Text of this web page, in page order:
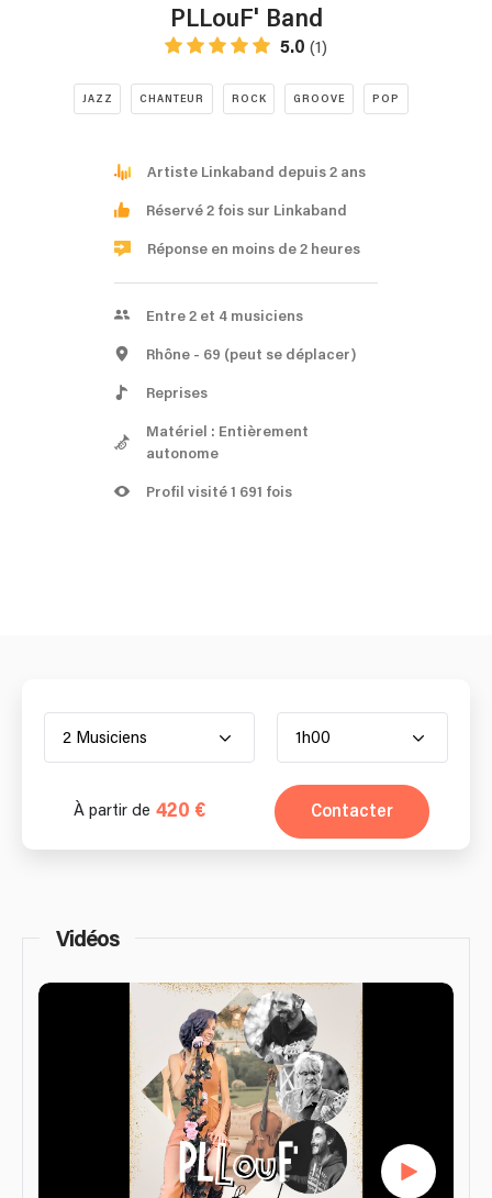
PLLouF' Band
5.0 (1)
JAZZ CHANTEUR ROCK GROOVE POP
Artiste Linkaband depuis 2 ans
Réservé 2 fois sur Linkaband
Réponse en moins de 2 heures
Entre 2 et 4 musiciens
Rhône - 69 (peut se déplacer)
Reprises
Matériel : Entièrement
autonome
Profil visité 1 691 fois
2 Musiciens 1h00
À partir de 420 € Contacter
Vidéos